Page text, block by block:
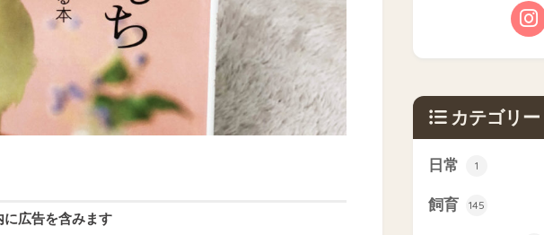
に広告を含みます
カテゴリー
日常 1
飼育 145